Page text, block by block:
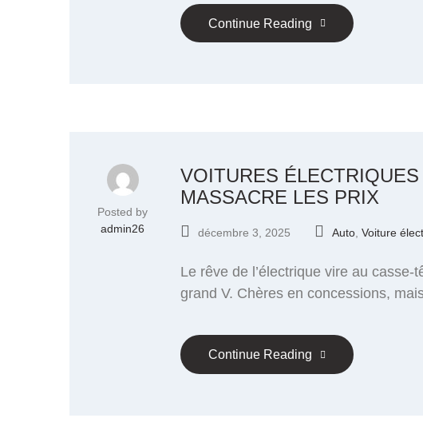
Continue Reading
Posted by
admin26
VOITURES
MASSACRE LES PRIX
décembre 3, 2025 Auto, Voiture
Le rêve de l’électrique vire au
grand V. Chères en concessions,
Continue Reading